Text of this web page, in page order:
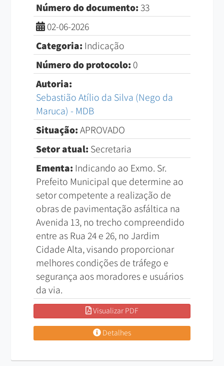
Número do documento:33
02-06-2026
Categoria: Indicação
Número do protocolo: 0
Autoria:
Sebastião Atílio da Silva (Nego da
Maruca) - MDB
Situação:APROVADO
Setor atual: Secretaria
Ementa: Indicando ao Exmo. Sr.
Prefeito Municipal que determine ao
setor competente a realização de
obras de pavimentação asfáltica na
Avenida 13, no trecho compreendido
entre as Rua 24 e 26, no Jardim
Cidade Alta, visando proporcionar
melhores condições de tráfego e
segurança aos moradores e usuários
da via.
Visualizar PDF
Detalhes